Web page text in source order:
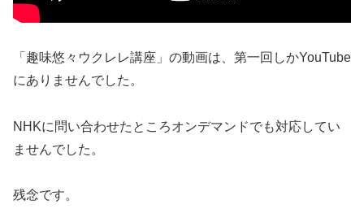
「趣味悠々ウクレレ講座」の動画は、第一回しかYouTube
にありませんでした。
NHKに問い合わせたところオンデマンドでも対応してい
ませんでした。
残念です。